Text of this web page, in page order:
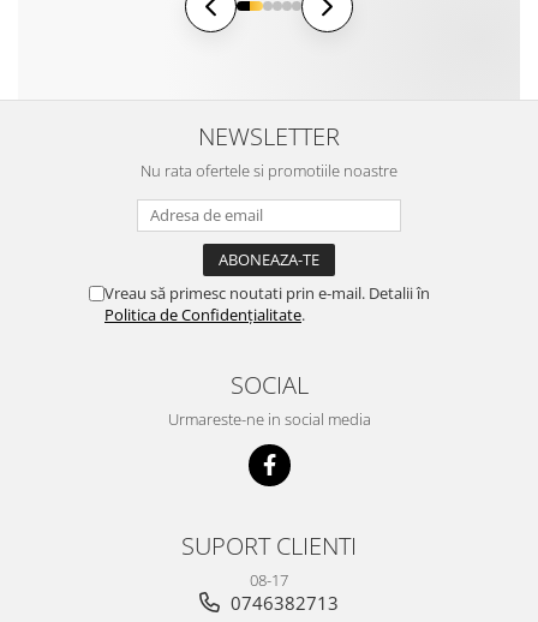
NEWSLETTER
Nu rata ofertele si promotiile noastre
Vreau să primesc noutati prin e-mail. Detalii în
Politica de Confidențialitate.
SOCIAL
Urmareste-ne in social media
SUPORT CLIENTI
08-17
0746382713